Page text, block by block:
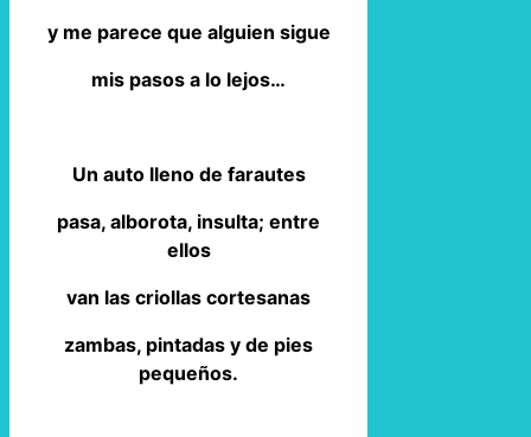
y me parece que alguien sigue
mis pasos a lo lejos…
Un auto lleno de farautes
pasa, alborota, insulta; entre
ellos
van las criollas cortesanas
zambas, pintadas y de pies
pequeños.